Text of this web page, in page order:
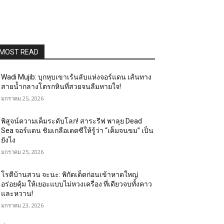
READ
Wadi Mujib: บุกหุบเขาเร้นลับแห่งจอร์แดน เส้นทาง
สายน้ำกลางโตรกหินที่สวยจนลืมหายใจ!
มกราคม 25, 2026
พิสูจน์ความเค็มระดับโลก! สาระรีฟ พาลุย Dead
Sea จอร์แดน ชิมเกลือเดดซีให้รู้ว่า “เค็มจนขม” เป็น
ยังไง
มกราคม 25, 2026
โรตีบ้านสวน จะนะ: พิกัดเด็ดก่อนเข้าหาดใหญ่
อร่อยคุ้ม ให้เยอะแบบไม่หวงเครื่อง ที่เดียวจบทั้งคาว
และหวาน!
มกราคม 23, 2026